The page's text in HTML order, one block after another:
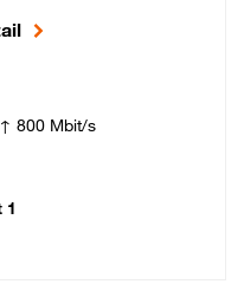
800 Mbit/s
1